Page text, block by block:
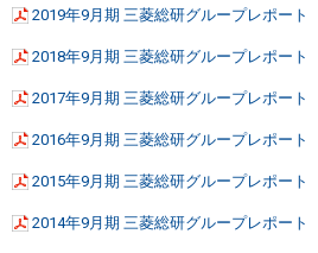
2019年9月期 三菱総研グループレポート
2018年9月期 三菱総研グループレポート
2017年9月期 三菱総研グループレポート
2016年9月期 三菱総研グループレポート
2015年9月期 三菱総研グループレポート
2014年9月期 三菱総研グループレポート